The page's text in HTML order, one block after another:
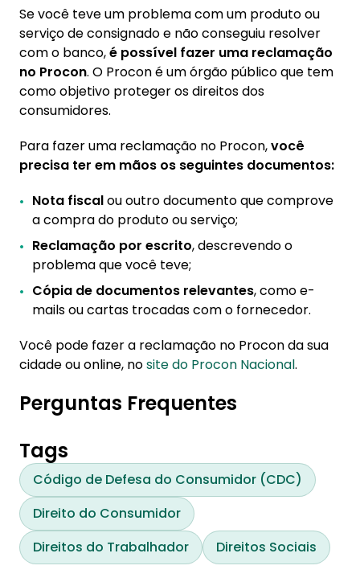
Se você teve um problema com um produto ou
serviço de consignado e não conseguiu resolver
com o banco,é possível fazer uma reclamação
no Procon. O Procon é um órgão público que tem
como objetivo proteger os direitos dos
consumidores.
Para fazer uma reclamação no Procon,você
precisa ter em mãos os seguintes documentos:
Nota fiscalou outro documento que comprove
a compra do produto ou serviço;
Reclamação por escrito, descrevendo o
problema que você teve;
Cópia de documentos relevantes, como e-
mails ou cartas trocadas com o fornecedor.
Você pode fazer a reclamação no Procon da sua
cidade ou online, nosite do Procon Nacional.
Perguntas Frequentes
Tags
Código de Defesa do Consumidor (CDC)
Direito do Consumidor
Direitos do Trabalhador
Direitos Sociais